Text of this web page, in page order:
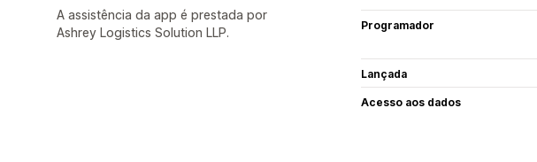
A assistência da app é prestada por
Ashrey Logistics Solution LLP.
Programador
Lançada
Acesso aos dados